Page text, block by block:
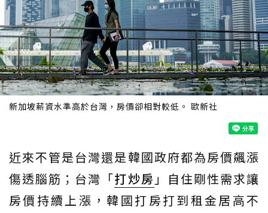
新加坡薪資水準高於台灣，房價卻相對較低。 歐新社
近來不管是台灣還是韓國政府都為房價飆漲
傷透腦筋；台灣「打炒房 」自住剛性需求讓
房價持續上漲，韓國打房打到租金居高不